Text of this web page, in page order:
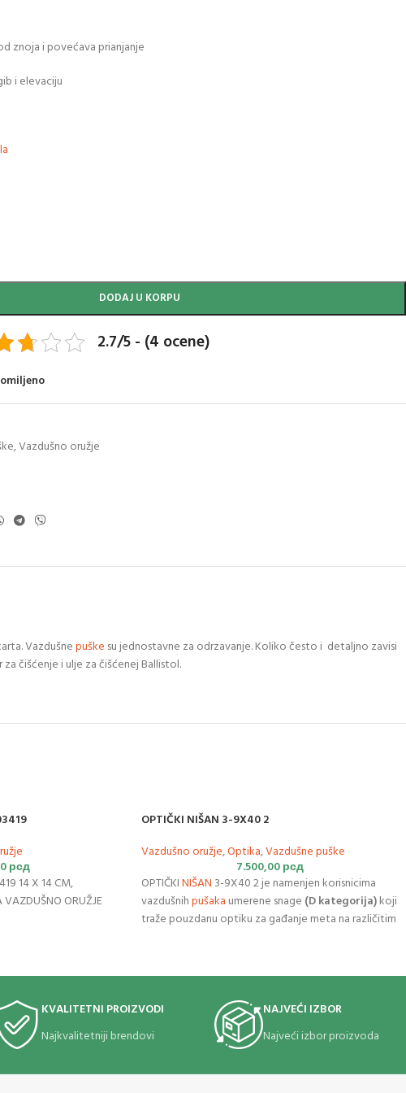
znoja i povećava prianjanje
i elevaciju
DODAJ U KORPU
2.7/5 - (4 ocene)
,Vazdušno oružje
Vazdušnepuške su jednostavne za odrzavanje. Koliko često i detaljno zavisi
čišćenje i ulje za čišćenej Ballistol.
рсд
14 X 14 CM,
ORUŽJE
OPTIČKI NIŠAN 3-9X40 2
Vazdušno oružje,Optika,Vazdušne puške
7.500,00рсд
OPTIČKINIŠAN 3-9X40 2 je namenjen korisnicima
vazdušnihpušaka umerene snage (D kategorija)koji
traže pouzdanu optiku za gađanje meta na različitim
od bliskih rastojanja do maksimalnog dometa
KARAKTERISTIKE:
Podesivo uvećanje:Prsten za promenu zuma
olakšava pronalaženje mete, dok veći omogućava
KVALITETNI PROIZVODI
Najkvalitetniji brendovi
NAJVEĆI IZBOR
Najveći izbor proizvoda